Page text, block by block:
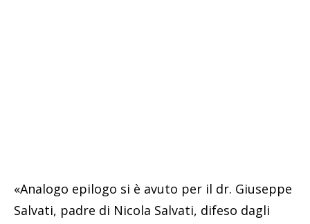
«Analogo epilogo si è avuto per il dr. Giuseppe
Salvati, padre di Nicola Salvati, difeso dagli